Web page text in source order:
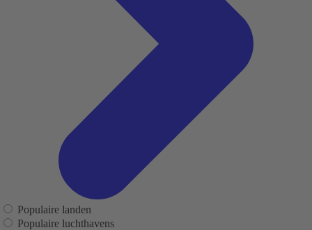
Populaire landen
Populaire luchthavens